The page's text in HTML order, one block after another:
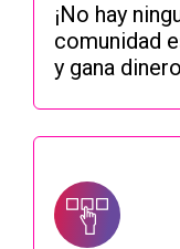
¡No hay
comunidad
y gana